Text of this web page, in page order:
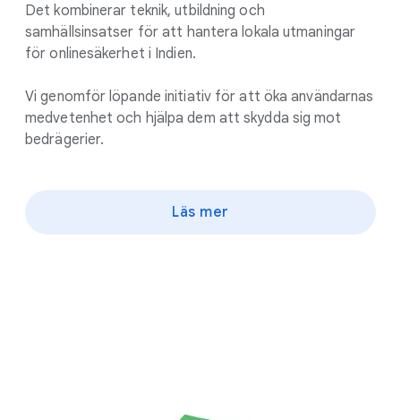
Det kombinerar teknik, utbildning och
samhällsinsatser för att hantera lokala utmaningar
för onlinesäkerhet i Indien.
Vi genomför löpande initiativ för att öka användarnas
medvetenhet och hjälpa dem att skydda sig mot
bedrägerier.
Läs mer